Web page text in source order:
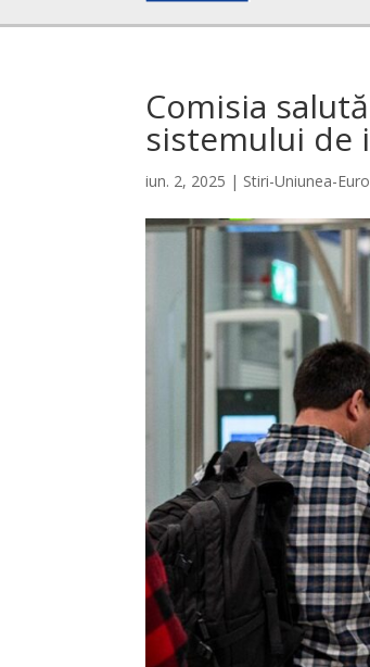
Comisia
sistemului de
iun. 2, 2025 | Stiri-Uniunea-